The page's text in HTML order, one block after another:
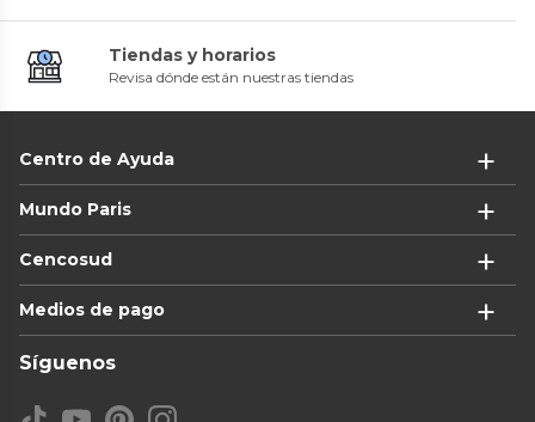
Tiendas y horarios
Revisa dónde están nuestras tiendas
Centro de Ayuda
Mundo Paris
Cencosud
Medios de pago
Síguenos